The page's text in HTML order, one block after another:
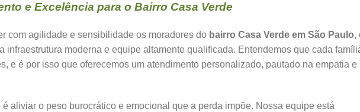
e Excelência para o Bairro Casa Verde
com agilidade e sensibilidade os moradores do bairro Casa Verde em São Paulo,
infraestrutura moderna e equipe altamente qualificada. Entendemos que cada
e é por isso que oferecemos um atendimento personalizado, pautado na empatia e
aliviar o peso burocrático e emocional que a perda impõe. Nossa equipe está